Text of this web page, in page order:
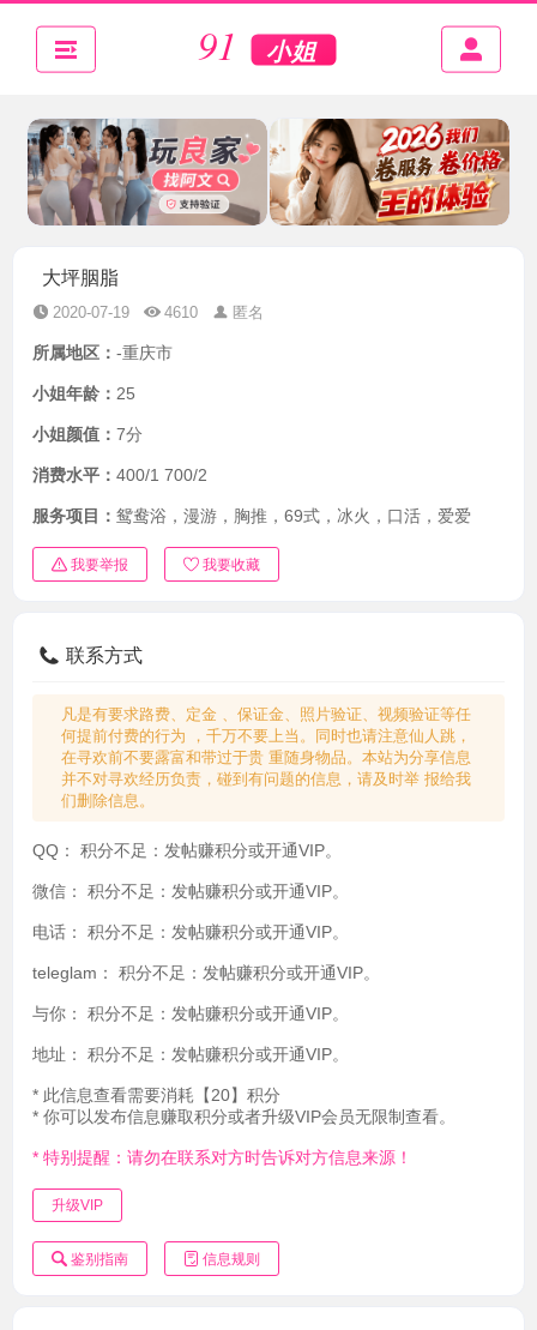
大坪胭脂
2020-07-19 4610 匿名
所属地区： -重庆市
小姐年龄： 25
小姐颜值： 7分
消费水平： 400/1 700/2
服务项目： 鸳鸯浴，漫游，胸推，69式，冰火，口活，爱爱
我要举报 我要收藏
联系方式
凡是有要求路费、定金 、保证金、照片验证、视频验证等任
何提前付费的行为 ，千万不要上当。同时也请注意仙人跳，
在寻欢前不要露富和带过于贵 重随身物品。本站为分享信息
并不对寻欢经历负责，碰到有问题的信息，请及时举 报给我
们删除信息。
QQ： 积分不足：发帖赚积分或开通VIP。
微信： 积分不足：发帖赚积分或开通VIP。
电话： 积分不足：发帖赚积分或开通VIP。
teleglam： 积分不足：发帖赚积分或开通VIP。
与你： 积分不足：发帖赚积分或开通VIP。
地址： 积分不足：发帖赚积分或开通VIP。
* 此信息查看需要消耗【20】积分
* 你可以发布信息赚取积分或者升级VIP会员无限制查看。
* 特别提醒：请勿在联系对方时告诉对方信息来源！
升级VIP
鉴别指南 信息规则